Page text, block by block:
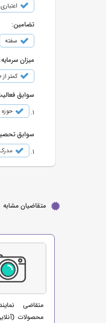
اعتباری
تضامین:
سفته
میزان سرمایه:
کمتر از ۲۰ میلیون تومان
سوابق
سوابق
متقاضیان مشابه
متقاضی
محصولات